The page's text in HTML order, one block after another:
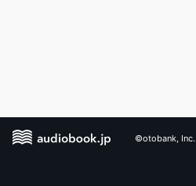
©otobank, Inc.